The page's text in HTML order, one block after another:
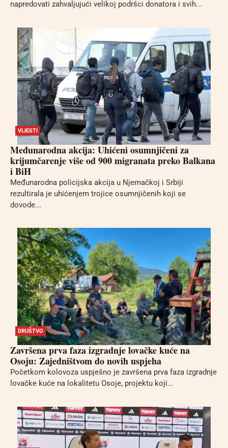
napredovati zahvaljujući velikoj podršci donatora i svih...
VIJESTI
Međunarodna akcija: Uhićeni osumnjičeni za
krijumčarenje više od 900 migranata preko Balkana
i BiH
Međunarodna policijska akcija u Njemačkoj i Srbiji
rezultirala je uhićenjem trojice osumnjičenih koji se
dovode...
DRUŠTVO
Završena prva faza izgradnje lovačke kuće na
Osoju: Zajedništvom do novih uspjeha
Početkom kolovoza uspješno je završena prva faza izgradnje
lovačke kuće na lokalitetu Osoje, projektu koji...